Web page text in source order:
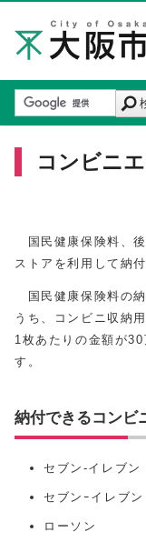
コンビニ
国民健康保険料、
ストアを利用して納
国民健康保険料の
うち、コンビニ収納
1枚あたりの金額が
す。
納付できるコンビ
セブン‐イレブン
セブンｰイレブ
ローソン